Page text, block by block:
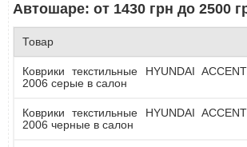
Автошаре: от 1430 грн до 2500
Товар
Коврики текстильные HYUNDAI
2006 серые в салон
Коврики текстильные HYUNDAI
2006 черные в салон